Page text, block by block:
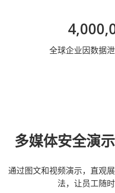
全球企业因数据
多媒体安全演
通过图文和视频演示，直观
法，让员工随